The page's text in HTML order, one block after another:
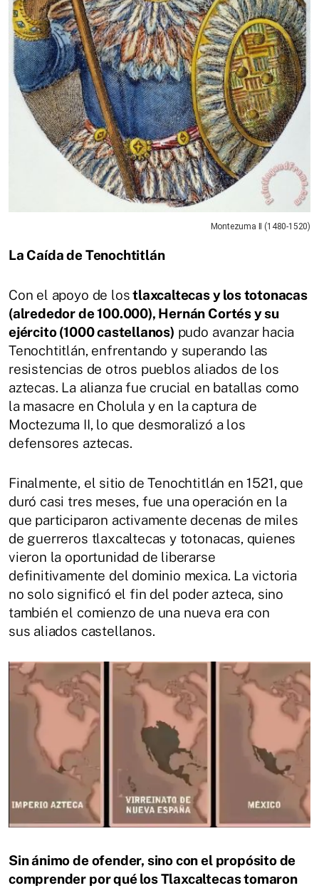
Montezuma II (1480-1520)
La Caída de Tenochtitlán
Con el apoyo de lostlaxcaltecas y los totonacas
(alrededor de 100.000), Hernán Cortés y su
ejército (1000 castellanos) pudo avanzar hacia
Tenochtitlán, enfrentando y superando las
resistencias de otros pueblos aliados de los
aztecas. La alianza fue crucial en batallas como
la masacre en Cholula y en la captura de
Moctezuma II, lo que desmoralizó a los
defensores aztecas.
Finalmente, el sitio de Tenochtitlán en 1521, que
duró casi tres meses, fue una operación en la
que participaron activamente decenas de miles
de guerreros tlaxcaltecas y totonacas, quienes
vieron la oportunidad de liberarse
definitivamente del dominio mexica. La victoria
no solo significó el fin del poder azteca, sino
también el comienzo de una nueva era con
sus aliados castellanos.
Sin ánimo de ofender, sino con el propósito de
comprender por qué los Tlaxcaltecas tomaron